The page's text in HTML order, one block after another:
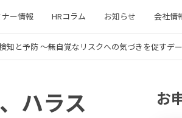
ナー情報 HRコラム お知らせ 会社情
と予防 ～無自覚なリスクへの気づきを促すデ
ハラス
お